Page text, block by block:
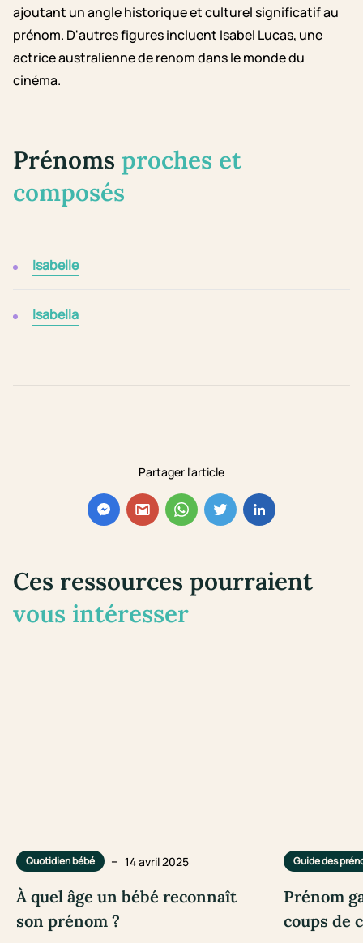
Partager l'article
ajoutant un angle historique et culturel significatif au
prénom. D'autres figures incluent Isabel Lucas, une
actrice australienne de renom dans le monde du
cinéma.
Prénoms proches et
composés
Isabelle
Isabella
Ces ressources pourraient
vous intéresser
Quotidien bébé – 14 avril 2025
À quel âge un bébé reconnaît
son prénom ?
Guide des
Prénom
coups de